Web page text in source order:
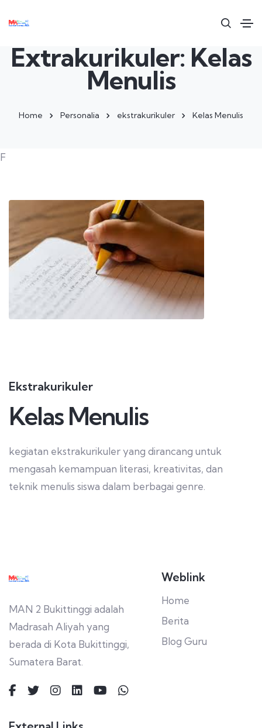
Extrakurikuler: Kelas
Menulis
Home Personalia ekstrakurikuler Kelas Menulis
F
Ekstrakurikuler
Kelas Menulis
kegiatan ekstrakurikuler yang dirancang untuk
mengasah kemampuan literasi, kreativitas, dan
teknik menulis siswa dalam berbagai genre.
MAN 2 Bukittinggi adalah
Madrasah Aliyah yang
berada di Kota Bukittinggi,
Sumatera Barat.
Weblink
Home
Berita
Blog Guru